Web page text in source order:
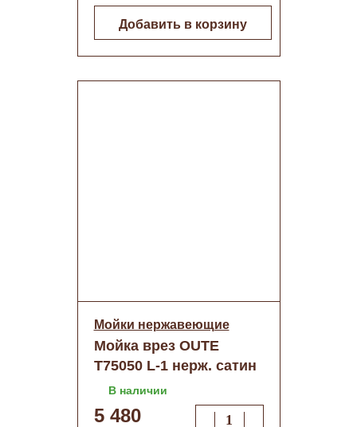
Добавить в корзину
Мойки нержавеющие
Мойка врез OUTE
T75050 L-1 нерж. сатин
декор 50/50
В наличии
5 480